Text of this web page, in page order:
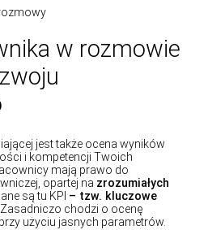
w rozmowie
jest także ocena wyników
i kompetencji Twoich
mają prawo do
opartej na zrozumiałych
są tu KPI – tzw. kluczowe
. Zasadniczo chodzi o ocenę
użyciu jasnych parametrów.